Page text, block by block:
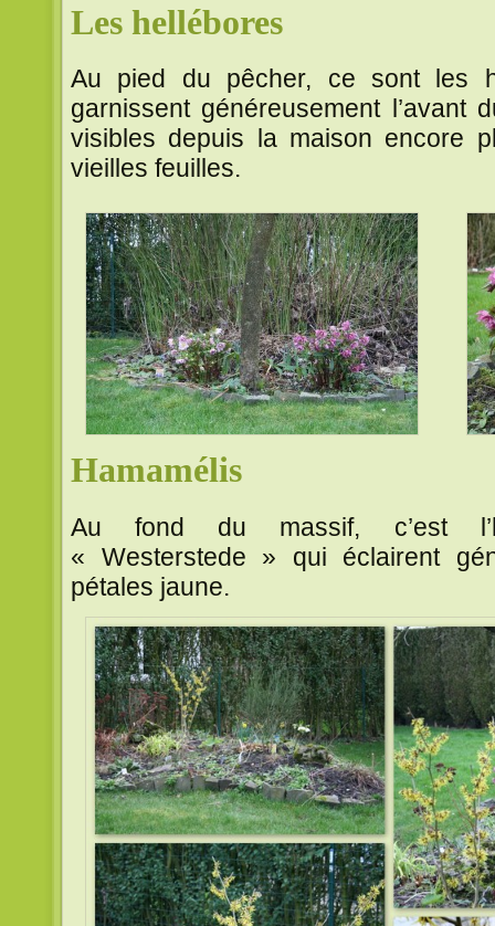
Les hellébores
Au pied du pêcher, ce sont les
garnissent généreusement l’avant
visibles depuis la maison encore
vieilles feuilles.
Hamamélis
Au fond du massif, c’est
« Westerstede » qui éclairent
pétales jaune.